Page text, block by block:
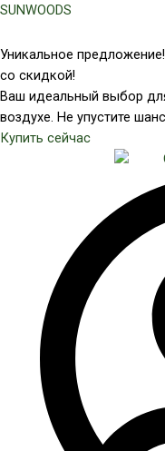
Перейти
содержимому
SUNWOODS
Уникальное
со скидкой!
Ваш идеальный выбор
воздухе. Не упустите
Купить сейчас